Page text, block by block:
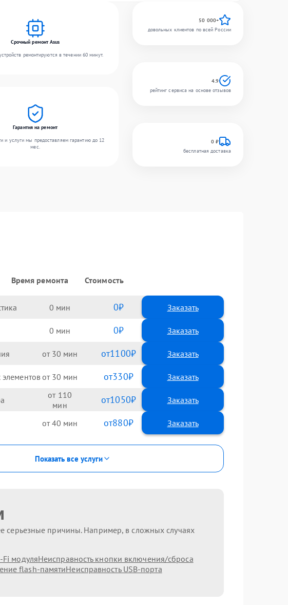
Срочный ремонт Asus
ремонтируются в течении 60 минут.
Гарантия на ремонт
и услуги мы предоставляем гарантию до 12
мес.
50 000+
довольных клиентов по всей России
4.9
рейтинг сервиса на основе отзывов
0 ₽
бесплатная доставка
Время ремонта Стоимость
0 0 Заказать
0 0 Заказать
30 1100
30 330
110 1050
40 880
Показать все услуги
серьезные причины. Например, в сложных случаях
модуляНеисправность кнопки включения/сброса
flash-памятиНеисправность USB-порта